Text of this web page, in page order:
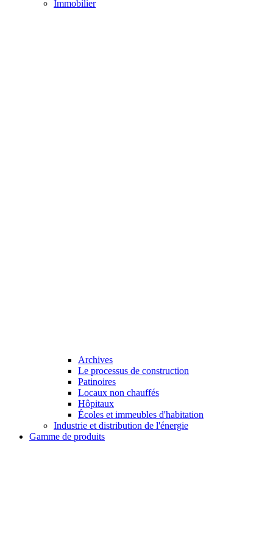
Immobilier
Archives
Le processus de construction
Patinoires
Locaux non chauffés
Hôpitaux
Écoles et immeubles d'habitation
Industrie et distribution de l'énergie
Gamme de produits